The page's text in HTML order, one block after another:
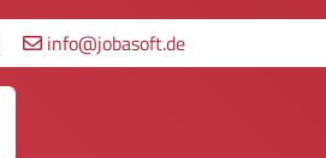
info@jobasoft.de